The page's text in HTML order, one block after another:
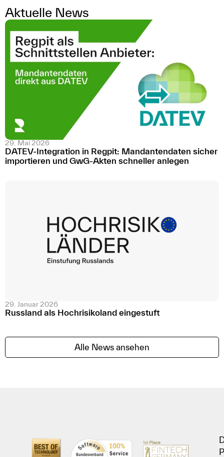
Aktuelle News
29. Mai 2026
DATEV-Integration in Regpit: Mandantendaten sicher
importieren und GwG-Akten schneller anlegen
29. Januar 2026
Russland als Hochrisikoland eingestuft
Alle News ansehen